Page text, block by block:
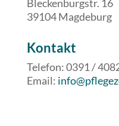
Bleckenburgstr. 16
39104 Magdeburg
​​Kontakt
Telefon: 0391 /
Email: